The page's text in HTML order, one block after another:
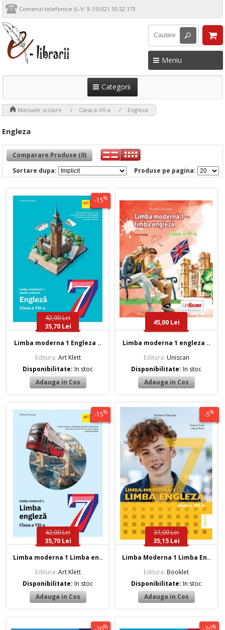
Comenzi telefonice (L-V: 9-15) 021.55.52.173
Meniu
Categorii
Manuale scolare Clasa a-VII-a Engleza
Engleza
Comparare Produse (0)
Produse pe pagina:
Sortare dupa:
-15%
42,00 Lei
35,70 Lei
Limba moderna 1 Engleza ..
Editura: Art Klett
Disponibilitate:In stoc
45,00 Lei
Limba moderna 1 engleza ..
Editura: Uniscan
Disponibilitate:In stoc
-15%
42,00 Lei
35,70 Lei
Limba moderna 1 Limba en..
Editura: Art Klett
Disponibilitate:In stoc
-5%
37,00 Lei
35,15 Lei
Limba Moderna 1 Limba En..
Editura: Booklet
Disponibilitate:In stoc
% %